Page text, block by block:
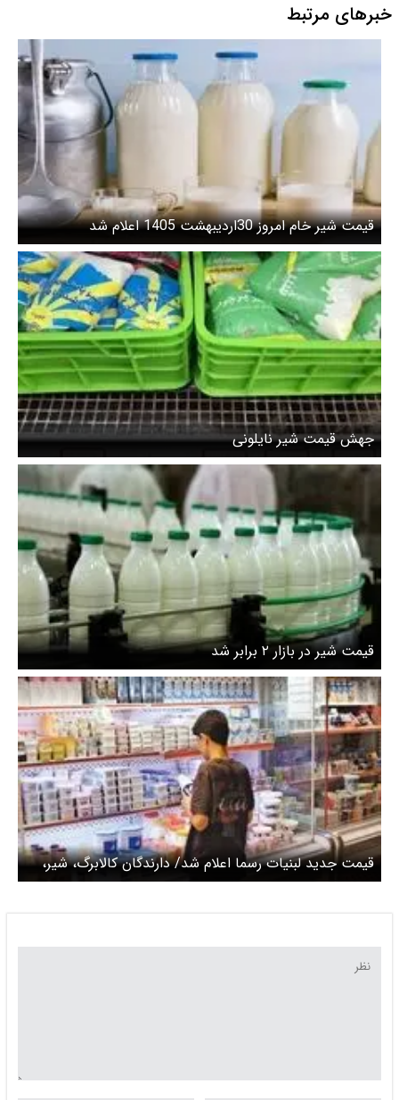
خبرهای مرتبط
قیمت شیر خام امروز 30اردیبهشت 1405 اعلام شد
جهش قیمت شیر نایلونی
قیمت شیر در بازار ۲ برابر شد
قیمت جدید لبنیات رسما اعلام شد/ دارندگان کالابرگ، شیر،
ماست و پنیر را با چه قیمتی می‌توانند بخرند؟